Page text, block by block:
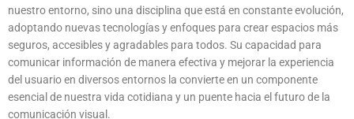
nuestro entorno, sino una disciplina que está en constante evolución,
adoptando nuevas tecnologías y enfoques para crear espacios más
seguros, accesibles y agradables para todos. Su capacidad para
comunicar información de manera efectiva y mejorar la experiencia
del usuario en diversos entornos la convierte en un componente
esencial de nuestra vida cotidiana y un puente hacia el futuro de la
comunicación visual.